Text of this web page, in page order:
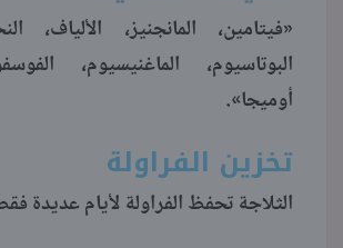
«فيتامين، المانجنيز، الألياف،
البوتاسيوم، الماغنيسيوم،
أوميجا».
تخزين الفراولة
الثلاجة تحفظ الفراولة لأيام عديدة